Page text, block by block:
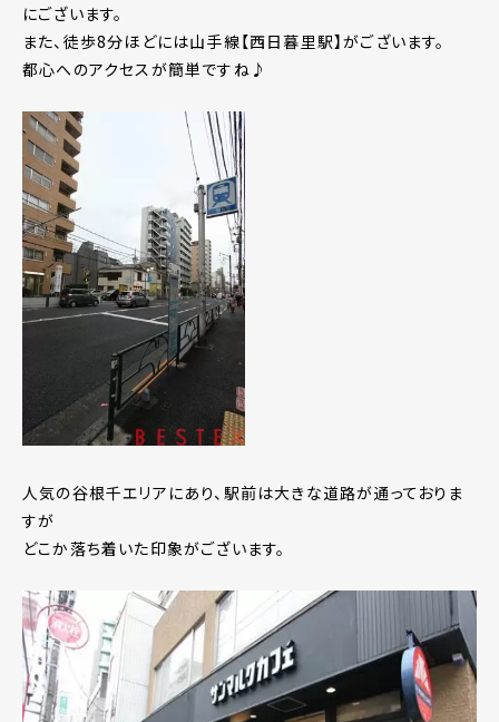
にございます。
また、徒歩8分ほどには山手線【西日暮里駅】がございます。
都心へのアクセスが簡単ですね♪
人気の谷根千エリアにあり、駅前は大きな道路が通っておりま
すが
どこか落ち着いた印象がございます。